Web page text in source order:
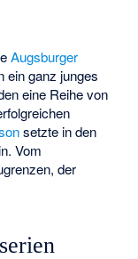
Augsburger
ein ganz junges
eine Reihe von
setzte in den
Vom
der